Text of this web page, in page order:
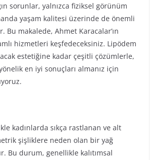
sorunlar, yalnızca fiziksel görünüm
yaşam kalitesi üzerinde de önemli
Bu makalede, Ahmet Karacalar’ın
hizmetleri keşfedeceksiniz. Lipödem
estetiğine kadar çeşitli çözümlerle,
en iyi sonuçları almanız için
kadınlarda sıkça rastlanan ve alt
şişliklere neden olan bir yağ
Bu durum, genellikle kalıtımsal